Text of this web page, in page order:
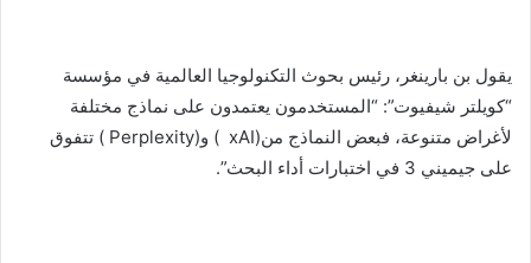
يقول بن بارينغر، رئيس بحوث التكنولوجيا العالمية في مؤسسة
“كويلتر شيفيوت”: “المستخدمون يعتمدون على نماذج مختلفة
لأغراض متنوعة، فبعض النماذج من(xAI ) و(Perplexity ) تتفوق
على جيميني 3 في اختبارات أداء البحث”.